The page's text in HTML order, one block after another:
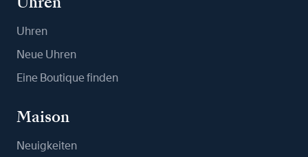
Uhren
Neue Uhren
Eine Boutique finden
Maison
Neuigkeiten